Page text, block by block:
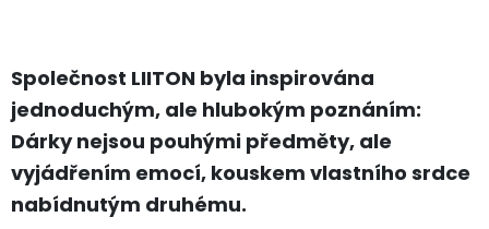
Společnost LIITON byla inspirována
jednoduchým, ale hlubokým poznáním:
Dárky nejsou pouhými předměty, ale
vyjádřením emocí, kouskem vlastního srdce
nabídnutým druhému.